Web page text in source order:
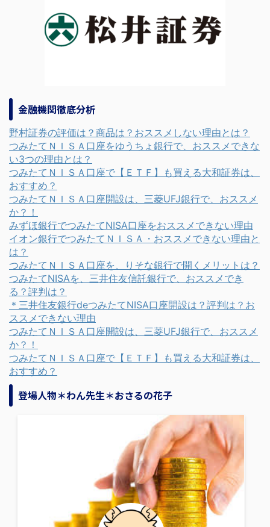
金融機関徹底分析
野村証券の評価は？商品は？おススメしない理由とは？
つみたてＮＩＳＡ口座をゆうちょ銀行で、おススメできな
い3つの理由とは？
つみたてＮＩＳＡ口座で【ＥＴＦ】も買える大和証券は、
おすすめ？
つみたてＮＩＳＡ口座開設は、三菱UFJ銀行で、おススメ
か？！
みずほ銀行でつみたてNISA口座をおススメできない理由
イオン銀行でつみたてＮＩＳＡ・おススメできない理由と
は？
つみたてＮＩＳＡ口座を、りそな銀行で開くメリットは？
つみたてNISAを、三井住友信託銀行で、おススメでき
る？評判は？
＊三井住友銀行deつみたてNISA口座開設は？評判は？お
ススメできない理由
つみたてＮＩＳＡ口座開設は、三菱UFJ銀行で、おススメ
か？！
つみたてＮＩＳＡ口座で【ＥＴＦ】も買える大和証券は、
おすすめ？
登場人物＊わん先生＊おさるの花子